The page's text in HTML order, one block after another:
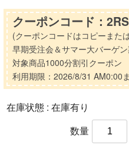
クーポンコード：
(クーポンコードはコピーまた
早期受注会＆サマー大バーゲ
対象商品1000分割引クーポン
利用期限：2026/8/31 AM0:00
在庫状態 : 在庫有り
数量